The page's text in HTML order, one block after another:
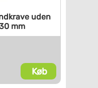
uden
mm
Køb